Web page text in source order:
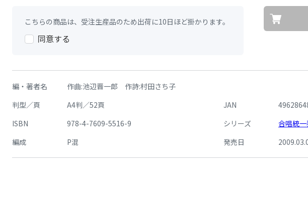
こちらの商品は、受注生産品のため出荷に10日ほど掛かります。
同意する
編・著者名
作曲:池辺晋一郎 作詩:村田さち子
判型／頁
A4判／52頁 JAN
ISBN
978-4-7609-5516-9 シリーズ
合唱統
編成
P混 発売日